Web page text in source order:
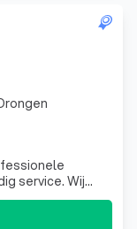
service. Wij
en
werken gaan we